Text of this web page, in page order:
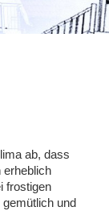
ab, dass
erheblich
frostigen
und